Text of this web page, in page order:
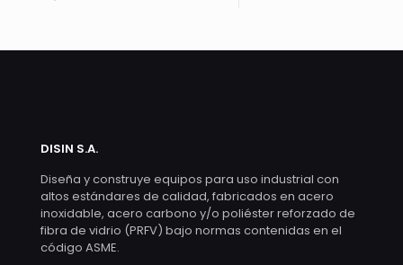
DISIN S.A.
Diseña y construye equipos para uso industrial con
altos estándares de calidad, fabricados en acero
inoxidable, acero carbono y/o poliéster reforzado de
fibra de vidrio (PRFV) bajo normas contenidas en el
código ASME.